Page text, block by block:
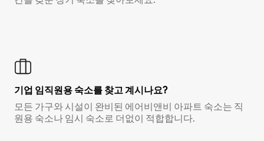
기업 임직원용 숙소를 찾고 계시나요?
모든 가구와 시설이 완비된 에어비앤비 아파트 숙소는 직
원용 숙소나 임시 숙소로 더없이 적합합니다.